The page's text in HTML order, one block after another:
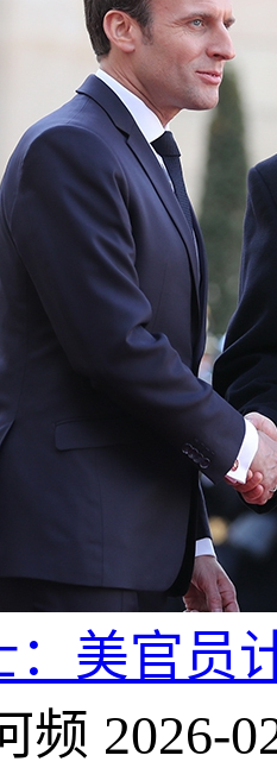
：美官员
频 2026-